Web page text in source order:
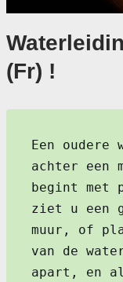
(Fr) !
Een oudere
achter een
begint met
ziet u een
muur, of
van de
apart, en